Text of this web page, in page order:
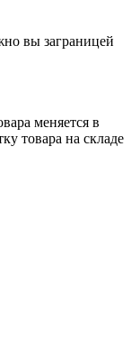
вы заграницей
меняется в
товара на складе